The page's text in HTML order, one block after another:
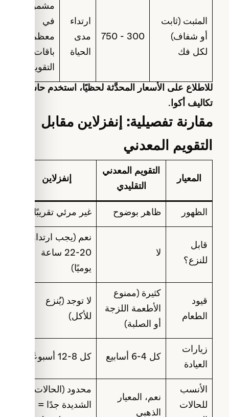
المثبت (ثابت
أو شفاف)
لكل فك
300 - 750
ارتداء
مدى
الحياة
مشمول
في
معظم
باقات
التقويم
للاطلاع على الأسعار المحدَّثة لحظيًا، استخدم حاسبة
تكاليف أكوا .
مقارنة تفصيلية: إنفزلاين مقابل
التقويم المعدني
المعيار
التقويم المعدني
التقليدي
إنفزلاين
الظهور ظاهر بوضوح غير مرئي تقريبًا
قابل
للنزع؟
لا
نعم (يجب ارتداؤه
20-22 ساعة
يوميًا)
قيود
الطعام
كثيرة (ممنوع
الأطعمة اللزجة
أو الصلبة)
لا توجد (يُنزع
للأكل)
زيارات
العيادة
كل 4-6 أسابيع كل 8-12 أسبوعًا
الأنسب
للحالات
نعم، المعيار
الذهبي
محدود (الحالات
الشديدة جدًا =